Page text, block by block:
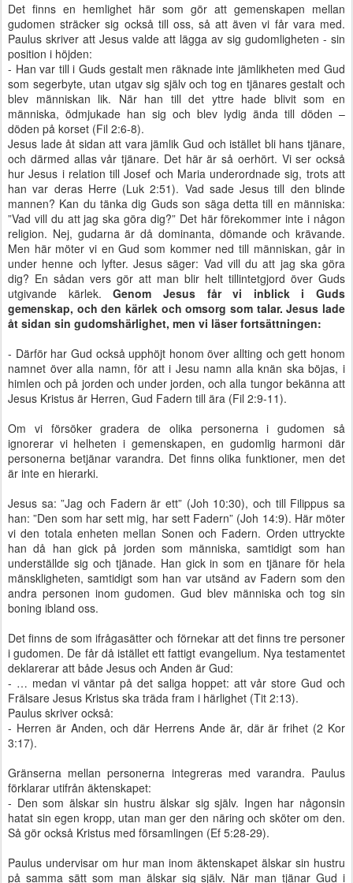
Det finns en hemlighet här som gör att gemenskapen mellan
gudomen sträcker sig också till oss, så att även vi får vara med.
Paulus skriver att Jesus valde att lägga av sig gudomligheten - sin
position i höjden:
- Han var till i Guds gestalt men räknade inte jämlikheten med Gud
som segerbyte, utan utgav sig själv och tog en tjänares gestalt och
blev människan lik. När han till det yttre hade blivit som en
människa, ödmjukade han sig och blev lydig ända till döden –
döden på korset (Fil 2:6-8).
Jesus lade åt sidan att vara jämlik Gud och istället bli hans tjänare,
och därmed allas vår tjänare. Det här är så oerhört. Vi ser också
hur Jesus i relation till Josef och Maria underordnade sig, trots att
han var deras Herre (Luk 2:51). Vad sade Jesus till den blinde
mannen? Kan du tänka dig Guds son säga detta till en människa:
”Vad vill du att jag ska göra dig?” Det här förekommer inte i någon
religion. Nej, gudarna är då dominanta, dömande och krävande.
Men här möter vi en Gud som kommer ned till människan, går in
under henne och lyfter. Jesus säger: Vad vill du att jag ska göra
dig? En sådan vers gör att man blir helt tillintetgjord över Guds
utgivande kärlek. Genom Jesus får vi inblick i Guds
gemenskap, och den kärlek och omsorg som talar. Jesus lade
åt sidan sin gudomshärlighet, men vi läser fortsättningen:
- Därför har Gud också upphöjt honom över allting och gett honom
namnet över alla namn, för att i Jesu namn alla knän ska böjas, i
himlen och på jorden och under jorden, och alla tungor bekänna att
Jesus Kristus är Herren, Gud Fadern till ära (Fil 2:9-11).
Om vi försöker gradera de olika personerna i gudomen så
ignorerar vi helheten i gemenskapen, en gudomlig harmoni där
personerna betjänar varandra. Det finns olika funktioner, men det
är inte en hierarki.
Jesus sa: ”Jag och Fadern är ett” (Joh 10:30), och till Filippus sa
han: ”Den som har sett mig, har sett Fadern” (Joh 14:9). Här möter
vi den totala enheten mellan Sonen och Fadern. Orden uttryckte
han då han gick på jorden som människa, samtidigt som han
underställde sig och tjänade. Han gick in som en tjänare för hela
mänskligheten, samtidigt som han var utsänd av Fadern som den
andra personen inom gudomen. Gud blev människa och tog sin
boning ibland oss.
Det finns de som ifrågasätter och förnekar att det finns tre personer
i gudomen. De får då istället ett fattigt evangelium. Nya testamentet
deklarerar att både Jesus och Anden är Gud:
- … medan vi väntar på det saliga hoppet: att vår store Gud och
Frälsare Jesus Kristus ska träda fram i härlighet (Tit 2:13).
Paulus skriver också:
- Herren är Anden, och där Herrens Ande är, där är frihet (2 Kor
3:17).
Gränserna mellan personerna integreras med varandra. Paulus
förklarar utifrån äktenskapet:
- Den som älskar sin hustru älskar sig själv. Ingen har någonsin
hatat sin egen kropp, utan man ger den näring och sköter om den.
Så gör också Kristus med församlingen (Ef 5:28-29).
Paulus undervisar om hur man inom äktenskapet älskar sin hustru
på samma sätt som man älskar sig själv. När man tjänar Gud i